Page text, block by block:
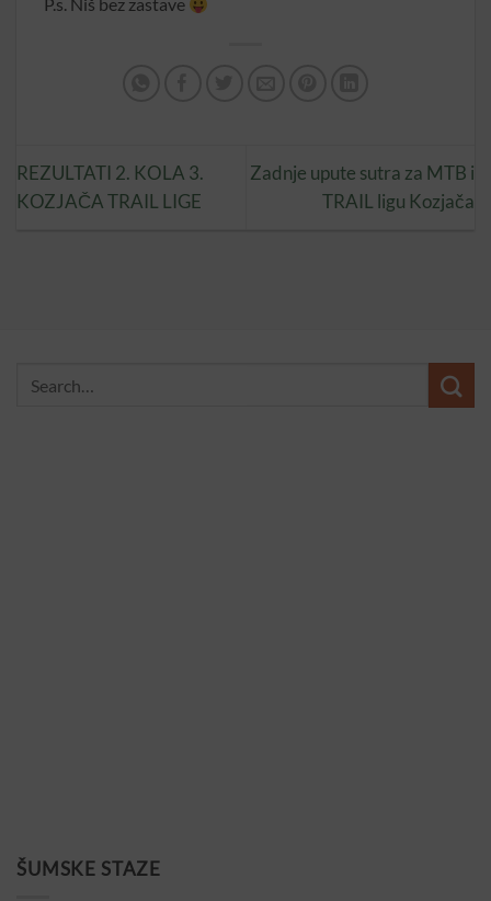
REZULTATI 2. KOLA 3.
KOZJAČA TRAIL LIGE
Zadnje upute sutra za MTB i
TRAIL ligu Kozjača
ŠUMSKE STAZE